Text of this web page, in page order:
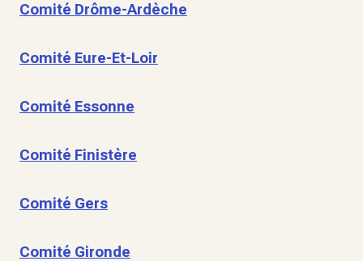
Comité Drôme-Ardèche
Comité Eure-Et-Loir
Comité Essonne
Comité Finistère
Comité Gers
Comité Gironde